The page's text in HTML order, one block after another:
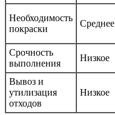
Необходимость
покраски
Среднее
Срочность
выполнения
Низкое
Вывоз и
утилизация
отходов
Низкое